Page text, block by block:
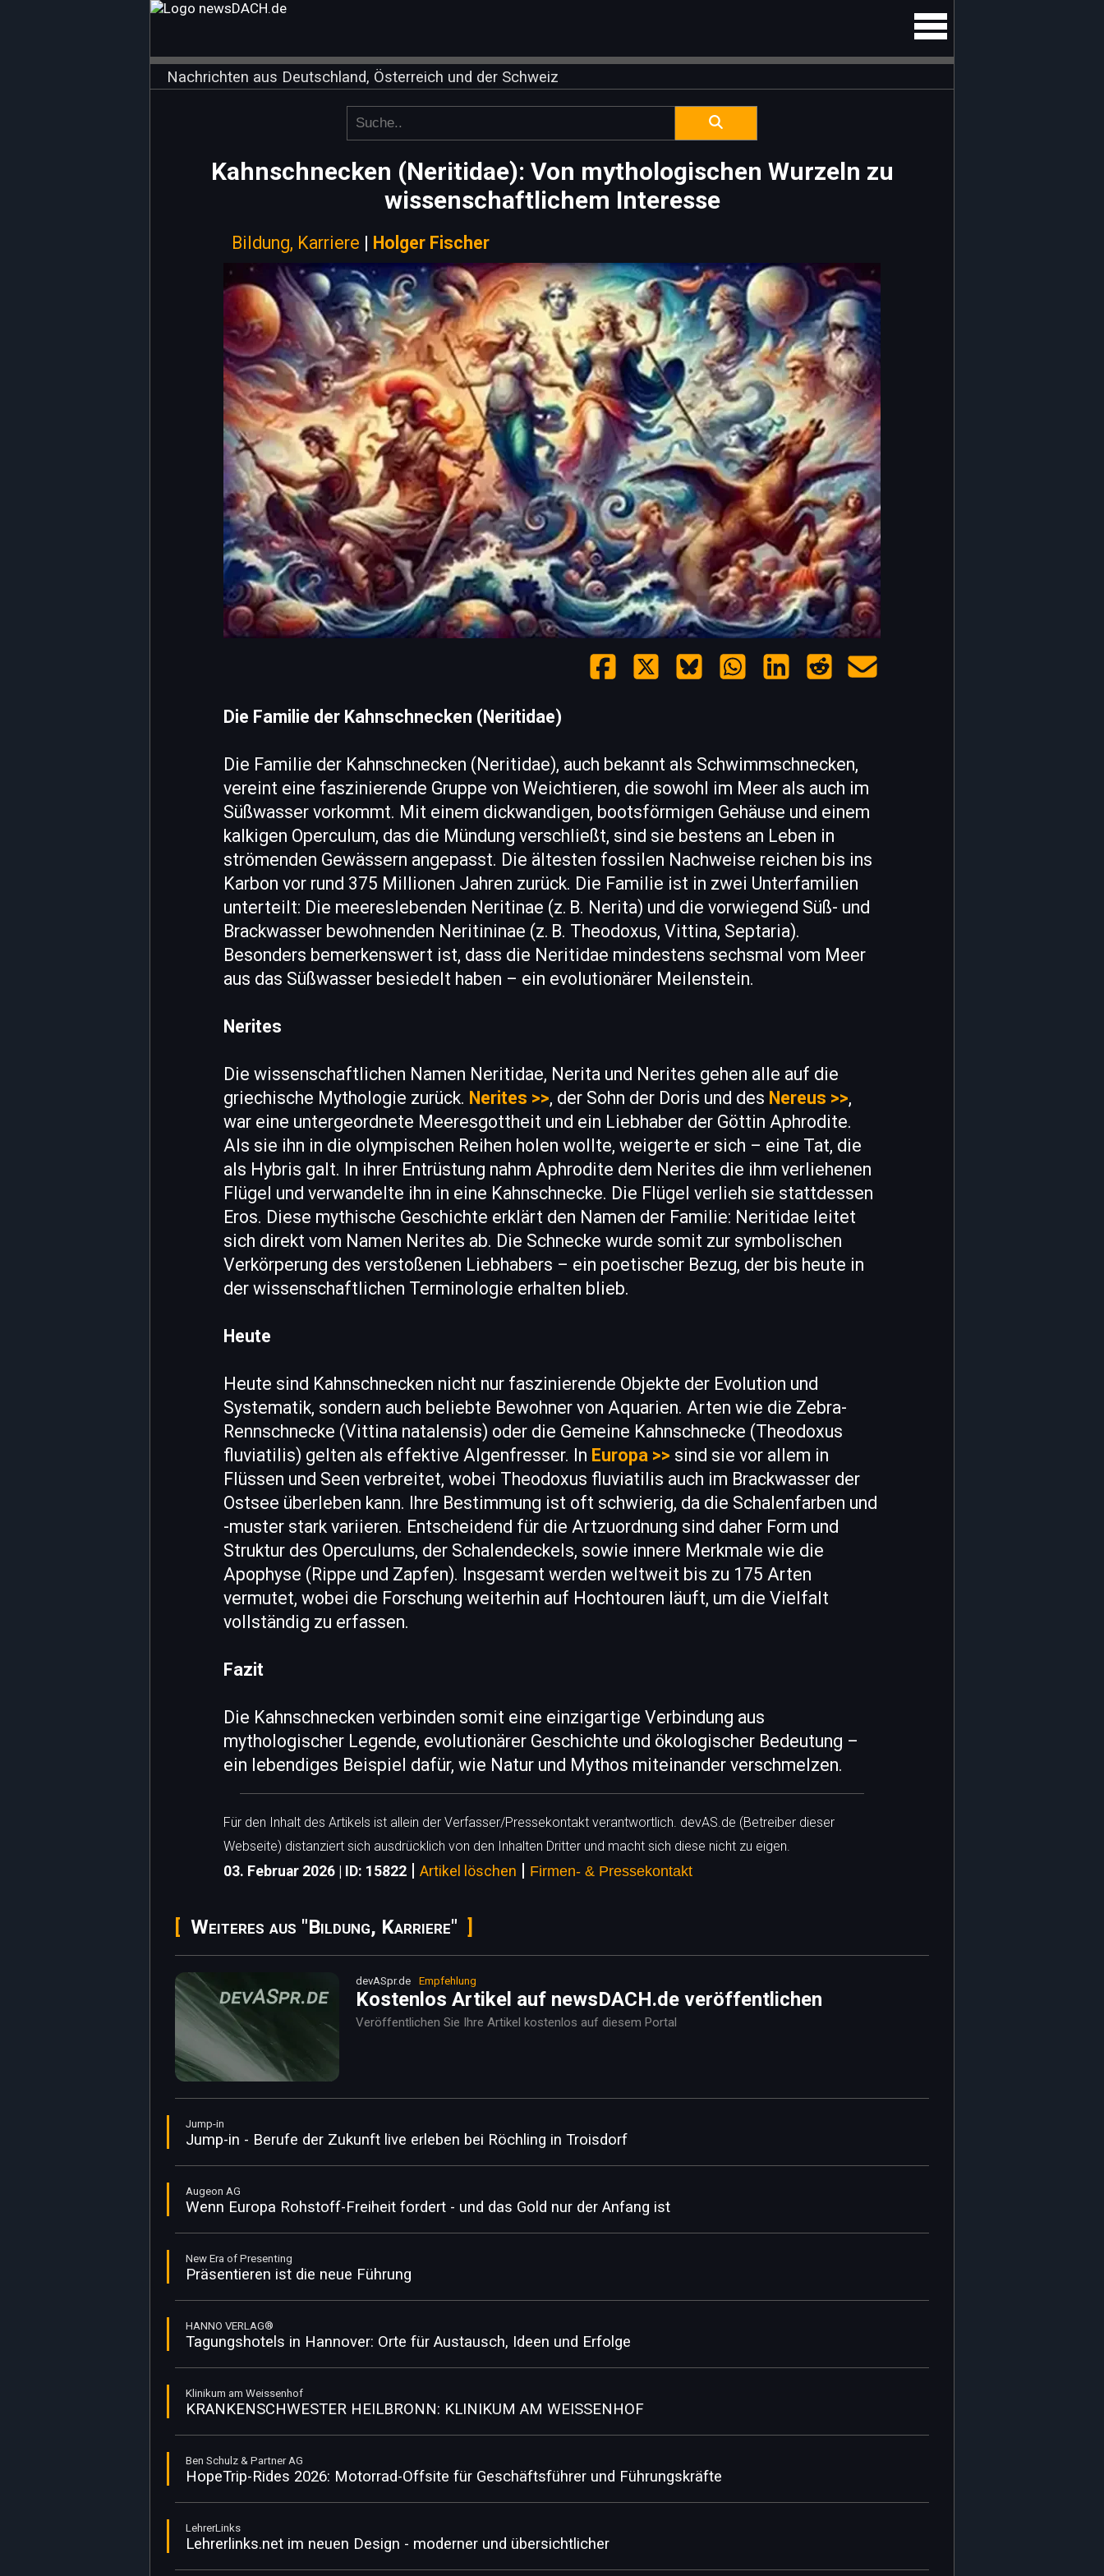
Nachrichten aus Deutschland, Österreich und der Schweiz
Kahnschnecken (Neritidae): Von mythologischen Wurzeln zu
wissenschaftlichem Interesse
Bildung, Karriere | Holger Fischer
Die Familie der Kahnschnecken (Neritidae)
Die Familie der Kahnschnecken (Neritidae), auch bekannt als Schwimmschnecken,
vereint eine faszinierende Gruppe von Weichtieren, die sowohl im Meer als auch im
Süßwasser vorkommt. Mit einem dickwandigen, bootsförmigen Gehäuse und einem
kalkigen Operculum, das die Mündung verschließt, sind sie bestens an Leben in
strömenden Gewässern angepasst. Die ältesten fossilen Nachweise reichen bis ins
Karbon vor rund 375 Millionen Jahren zurück. Die Familie ist in zwei Unterfamilien
unterteilt: Die meereslebenden Neritinae (z. B. Nerita) und die vorwiegend Süß- und
Brackwasser bewohnenden Neritininae (z. B. Theodoxus, Vittina, Septaria).
Besonders bemerkenswert ist, dass die Neritidae mindestens sechsmal vom Meer
aus das Süßwasser besiedelt haben – ein evolutionärer Meilenstein.
Nerites
Die wissenschaftlichen Namen Neritidae, Nerita und Nerites gehen alle auf die
griechische Mythologie zurück. Nerites >>, der Sohn der Doris und des Nereus >>,
war eine untergeordnete Meeresgottheit und ein Liebhaber der Göttin Aphrodite.
Als sie ihn in die olympischen Reihen holen wollte, weigerte er sich – eine Tat, die
als Hybris galt. In ihrer Entrüstung nahm Aphrodite dem Nerites die ihm verliehenen
Flügel und verwandelte ihn in eine Kahnschnecke. Die Flügel verlieh sie stattdessen
Eros. Diese mythische Geschichte erklärt den Namen der Familie: Neritidae leitet
sich direkt vom Namen Nerites ab. Die Schnecke wurde somit zur symbolischen
Verkörperung des verstoßenen Liebhabers – ein poetischer Bezug, der bis heute in
der wissenschaftlichen Terminologie erhalten blieb.
Heute
Heute sind Kahnschnecken nicht nur faszinierende Objekte der Evolution und
Systematik, sondern auch beliebte Bewohner von Aquarien. Arten wie die Zebra-
Rennschnecke (Vittina natalensis) oder die Gemeine Kahnschnecke (Theodoxus
fluviatilis) gelten als effektive Algenfresser. In Europa >> sind sie vor allem in
Flüssen und Seen verbreitet, wobei Theodoxus fluviatilis auch im Brackwasser der
Ostsee überleben kann. Ihre Bestimmung ist oft schwierig, da die Schalenfarben und
-muster stark variieren. Entscheidend für die Artzuordnung sind daher Form und
Struktur des Operculums, der Schalendeckels, sowie innere Merkmale wie die
Apophyse (Rippe und Zapfen). Insgesamt werden weltweit bis zu 175 Arten
vermutet, wobei die Forschung weiterhin auf Hochtouren läuft, um die Vielfalt
vollständig zu erfassen.
Fazit
Die Kahnschnecken verbinden somit eine einzigartige Verbindung aus
mythologischer Legende, evolutionärer Geschichte und ökologischer Bedeutung –
ein lebendiges Beispiel dafür, wie Natur und Mythos miteinander verschmelzen.
Für den Inhalt des Artikels ist allein der Verfasser/Pressekontakt verantwortlich. devAS.de (Betreiber dieser
Webseite) distanziert sich ausdrücklich von den Inhalten Dritter und macht sich diese nicht zu eigen.
03. Februar 2026 | ID: 15822 | Artikel löschen | Firmen- & Pressekontakt
Weiteres aus "Bildung, Karriere"
devASpr.de Empfehlung
Kostenlos Artikel auf newsDACH.de veröffentlichen
Veröffentlichen Sie Ihre Artikel kostenlos auf diesem Portal
Jump-in
Jump-in - Berufe der Zukunft live erleben bei Röchling in Troisdorf
Augeon AG
Wenn Europa Rohstoff-Freiheit fordert - und das Gold nur der Anfang ist
New Era of Presenting
Präsentieren ist die neue Führung
HANNO VERLAG®
Tagungshotels in Hannover: Orte für Austausch, Ideen und Erfolge
Klinikum am Weissenhof
KRANKENSCHWESTER HEILBRONN: KLINIKUM AM WEISSENHOF
Ben Schulz & Partner AG
HopeTrip-Rides 2026: Motorrad-Offsite für Geschäftsführer und Führungskräfte
LehrerLinks
Lehrerlinks.net im neuen Design - moderner und übersichtlicher